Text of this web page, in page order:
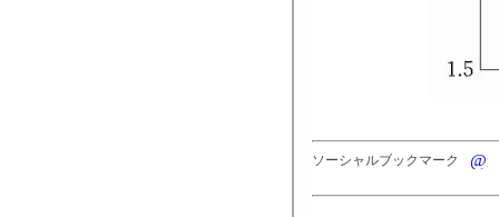
ソーシャルブックマーク